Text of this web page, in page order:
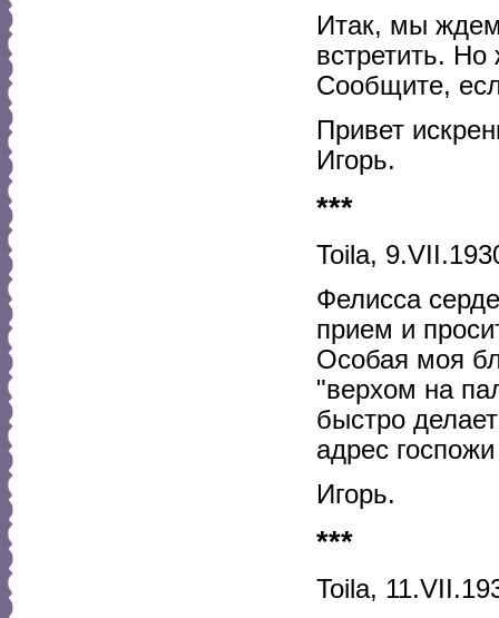
Итак, мы
встретить.
Сообщите,
Привет
Игорь.
***
Toila,
Фелисса
прием и
Особая моя
"верхом на
быстро
адрес
Игорь.
***
Toila,